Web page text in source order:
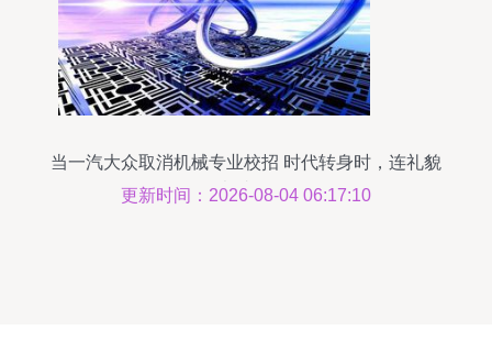
当一汽大众取消机械专业校招 时代转身时，连礼貌
都省了
更新时间：2026-08-04 06:17:10